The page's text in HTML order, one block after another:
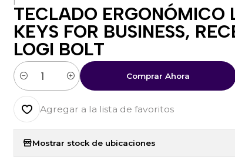
TECLADO ERGONÓMICO
KEYS FOR BUSINESS,
LOGI BOLT
Cantidad
Comprar Ahora
Agregar a la lista de favoritos
Mostrar stock de ubicaciones